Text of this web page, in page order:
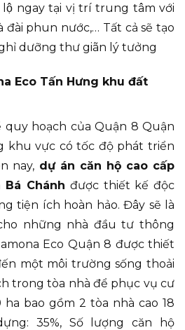
ngay tại vị trí trung tâm với
đài phun nước,… Tất cả sẽ tạo
dưỡng thư giãn lý tưởng
Eco Tấn Hưng khu đất
hoạch của Quận 8 Quận
khu vực có tốc độ phát triển
nay, dự án căn hộ cao cấp
Bá Chánh được thiết kế độc
tiện ích hoàn hảo. Đây sẽ là
những nhà đầu tư thông
Eco Quận 8 được thiết
một môi trường sống thoải
trong tòa nhà để phục vụ cư
bao gồm 2 tòa nhà cao 18
35%, Số lượng căn hộ